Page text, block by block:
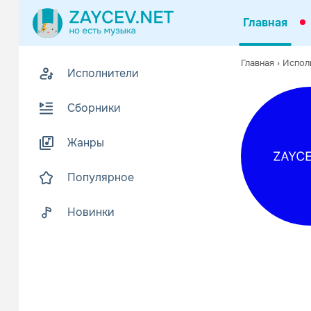
Главная
Исполнители
Сборники
Жанры
Популярное
Новинки
Главная ›
Прошел
Учился в
Читать еще
Юля